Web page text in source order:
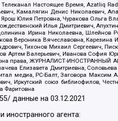
Настоящее Время, Azatliq
Камалягин Денис Николаевич,
Юлия Петровна, Чуракова Ольга
Илья Дмитриевич,
Ирина Николаевна,
Вероника Вячеславовна,
Тихонов Михаил Сергеевич,
Артем Валерьевич, Иванова София
права, ЖУРНАЛИСТ-ИНОСТРАННЫЙ
Елизавета Дмитриевна,
медиа, РС-Балт, Заговора Максим
Иркутский союз библиофилов,
Фаритовна
данные на03.12.2021
агента: